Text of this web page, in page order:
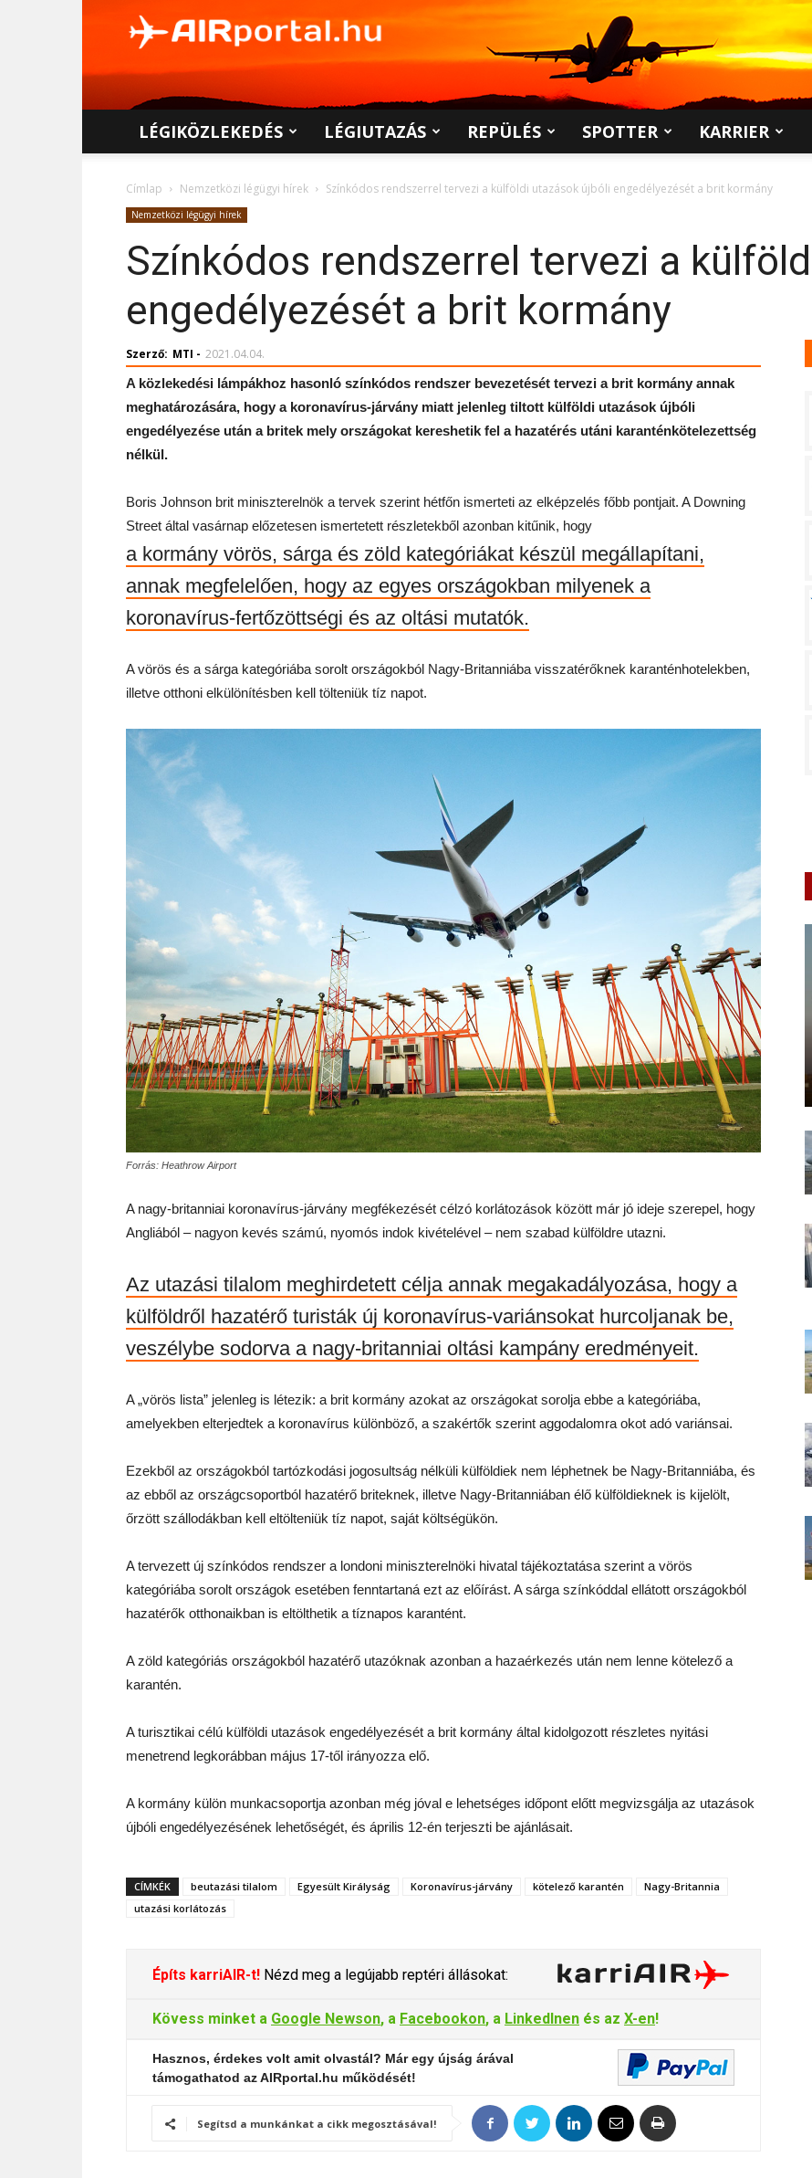
LÉGIKÖZLEKEDÉS LÉGIUTAZÁS REPÜLÉS SPOTTER KARRIER
Címlap Nemzetközi légügyi hírek Színkódos rendszerrel tervezi a külföldi utazások újbóli engedélyezését a brit kormány
Nemzetközi légügyi hírek
Színkódos rendszerrel tervezi a
engedélyezését a brit kormány
Szerző: MTI - 2021.04.04.
A közlekedési lámpákhoz hasonló színkódos rendszer bevezetését tervezi a brit kormány annak
meghatározására, hogy a koronavírus-járvány miatt jelenleg tiltott külföldi utazások újbóli
engedélyezése után a britek mely országokat kereshetik fel a hazatérés utáni karanténkötelezettség
nélkül.
Boris Johnson brit miniszterelnök a tervek szerint hétfőn ismerteti az elképzelés főbb pontjait. A Downing
Street által vasárnap előzetesen ismertetett részletekből azonban kitűnik, hogy
a kormány vörös, sárga és zöld kategóriákat készül megállapítani,
annak megfelelően, hogy az egyes országokban milyenek a
koronavírus-fertőzöttségi és az oltási mutatók.
A vörös és a sárga kategóriába sorolt országokból Nagy-Britanniába visszatérőknek karanténhotelekben,
illetve otthoni elkülönítésben kell tölteniük tíz napot.
Forrás: Heathrow Airport
A nagy-britanniai koronavírus-járvány megfékezését célzó korlátozások között már jó ideje szerepel, hogy
Angliából – nagyon kevés számú, nyomós indok kivételével – nem szabad külföldre utazni.
Az utazási tilalom meghirdetett célja annak megakadályozása, hogy a
külföldről hazatérő turisták új koronavírus-variánsokat hurcoljanak be,
veszélybe sodorva a nagy-britanniai oltási kampány eredményeit.
A „vörös lista” jelenleg is létezik: a brit kormány azokat az országokat sorolja ebbe a kategóriába,
amelyekben elterjedtek a koronavírus különböző, a szakértők szerint aggodalomra okot adó variánsai.
Ezekből az országokból tartózkodási jogosultság nélküli külföldiek nem léphetnek be Nagy-Britanniába, és
az ebből az országcsoportból hazatérő briteknek, illetve Nagy-Britanniában élő külföldieknek is kijelölt,
őrzött szállodákban kell eltölteniük tíz napot, saját költségükön.
A tervezett új színkódos rendszer a londoni miniszterelnöki hivatal tájékoztatása szerint a vörös
kategóriába sorolt országok esetében fenntartaná ezt az előírást. A sárga színkóddal ellátott országokból
hazatérők otthonaikban is eltölthetik a tíznapos karantént.
A zöld kategóriás országokból hazatérő utazóknak azonban a hazaérkezés után nem lenne kötelező a
karantén.
A turisztikai célú külföldi utazások engedélyezését a brit kormány által kidolgozott részletes nyitási
menetrend legkorábban május 17-től irányozza elő.
A kormány külön munkacsoportja azonban még jóval e lehetséges időpont előtt megvizsgálja az utazások
újbóli engedélyezésének lehetőségét, és április 12-én terjeszti be ajánlásait.
CÍMKÉK beutazási tilalom Egyesült Királyság Koronavírus-járvány kötelező karantén
Nagy-Britannia
utazási korlátozás
Építs karriAIR-t! Nézd meg a legújabb reptéri állásokat:
Kövess minket a Google Newson, a Facebookon, a LinkedInen és az X-en!
Hasznos, érdekes volt amit olvastál? Már egy újság árával
támogathatod az AIRportal.hu működését!
Segítsd a munkánkat a cikk megosztásával!